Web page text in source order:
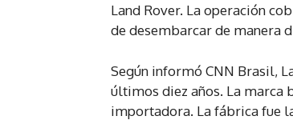
Land Rover. La operación
de desembarcar de manera
Según informó CNN Brasil,
últimos diez años. La marca
importadora. La fábrica fue